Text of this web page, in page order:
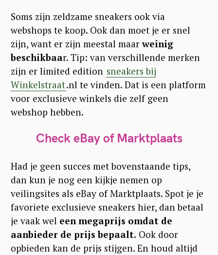
Soms zijn zeldzame sneakers ook via
webshops te koop. Ook dan moet je er snel
zijn, want er zijn meestal maarweinig
beschikbaar. Tip: van verschillende merken
zijn er limited edition sneakers bij
Winkelstraat.nl te vinden. Dat is een platform
voor exclusieve winkels die zelf geen
webshop hebben.
Check eBay of Marktplaats
Had je geen succes met bovenstaande tips,
dan kun je nog een kijkje nemen op
veilingsites als eBay of Marktplaats. Spot je je
favoriete exclusieve sneakers hier, dan betaal
je vaak wel een megaprijs omdat de
aanbieder de prijs bepaalt. Ook door
opbieden kan de prijs stijgen. En houd altijd
S
e
a
r
c
h
f
: